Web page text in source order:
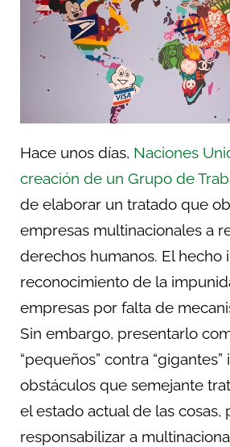
Hace unos días, Naciones
creación de un Grupo de
de elaborar un tratado que
empresas multinacionales a
derechos humanos. El hecho
reconocimiento de la
empresas por falta de
Sin embargo, presentarlo
“pequeños” contra
obstáculos que semejante
el estado actual de las cosas,
responsabilizar a